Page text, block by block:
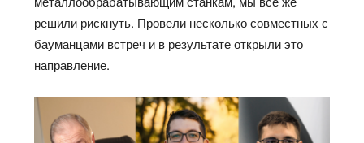
решили рискнуть. Провели несколько совместных с
бауманцами встреч и в результате открыли это
направление.